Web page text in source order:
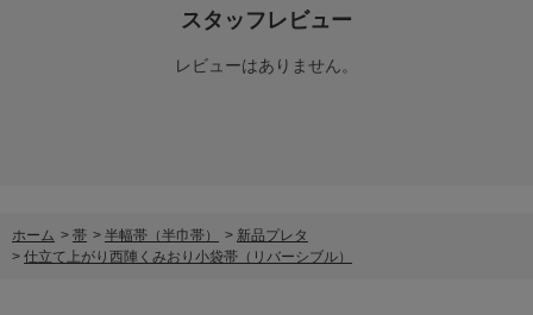
スタッフレビュー
レビューはありません。
ホーム > 帯 > 半幅帯（半巾帯） > 新品プレタ
> 仕立て上がり西陣くみおり小袋帯（リバーシブル）